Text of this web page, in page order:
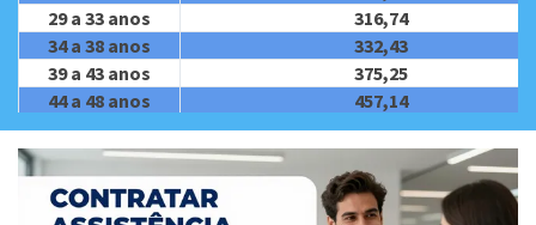
29 a 33 anos
316,74
34 a 38 anos
332,43
39 a 43 anos
375,25
44 a 48 anos
457,14
49 a 53 anos
629,72
54 a 58 anos
849,08
59 anos ou +
1.102,92
Coparticipativo
Coparticipativo